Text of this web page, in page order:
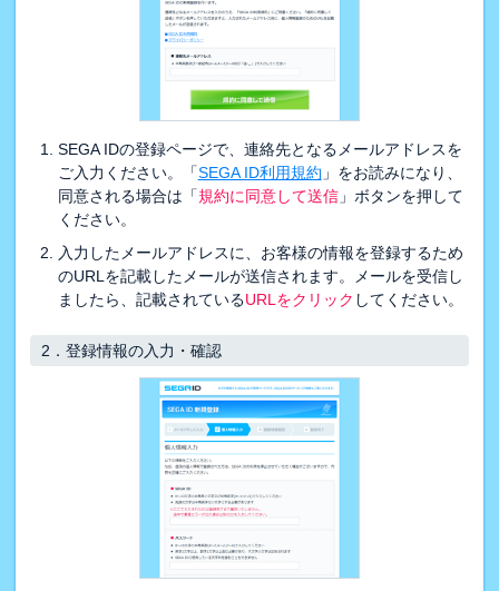
SEGA IDの登録ページで、連絡先となるメールアドレスを
ご入力ください。「SEGA ID利用規約 」をお読みになり、
同意される場合は「規約に同意して送信」ボタンを押して
ください。
入力したメールアドレスに、お客様の情報を登録するため
のURLを記載したメールが送信されます。メールを受信し
ましたら、記載されているURLをクリック してください。
2．登録情報の入力・確認